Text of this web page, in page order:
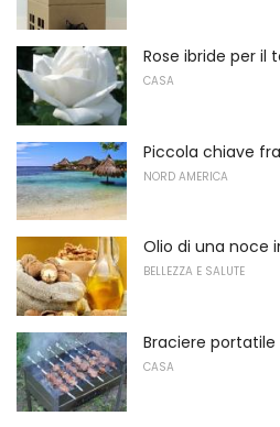
Rose ibride per il
CASA
Piccola chiave
NORD AMERICA
Olio di una noce
BELLEZZA E SALUTE
Braciere portatile
CASA